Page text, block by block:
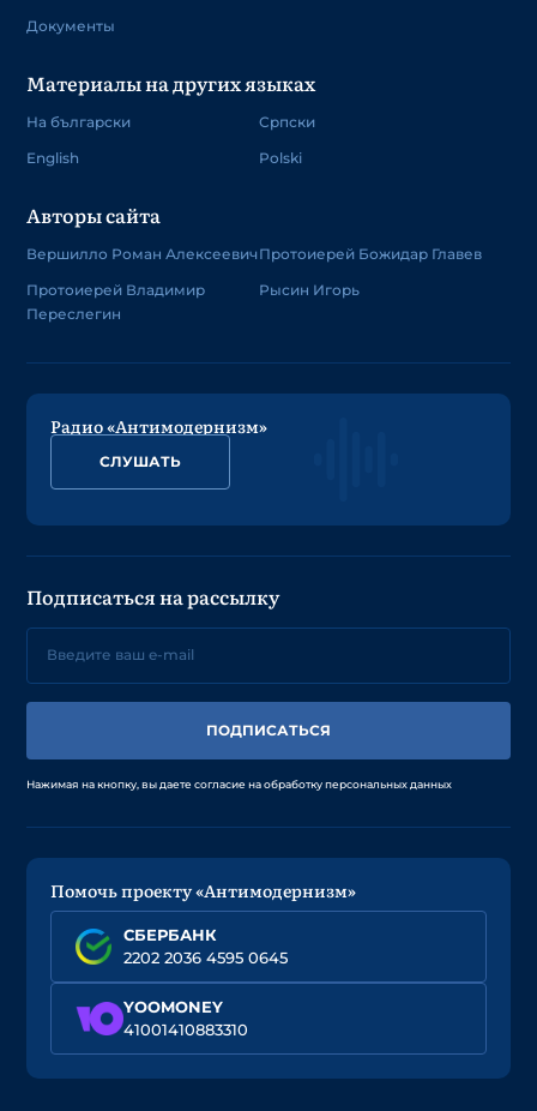
Документы
Материалы на других языках
На български
English
Српски
Polski
Авторы сайта
Вершилло Роман Алексеевич
Протоиерей Владимир
Переслегин
Протоиерей Божидар Главев
Рысин Игорь
Радио «Антимодернизм»
СЛУШАТЬ
Подписаться на рассылку
ПОДПИСАТЬСЯ
Нажимая на кнопку, вы даете согласие на обработку персональных данных
Помочь проекту «Антимодернизм»
СБЕРБАНК
2202 2036 4595 0645
YOOMONEY
41001410883310